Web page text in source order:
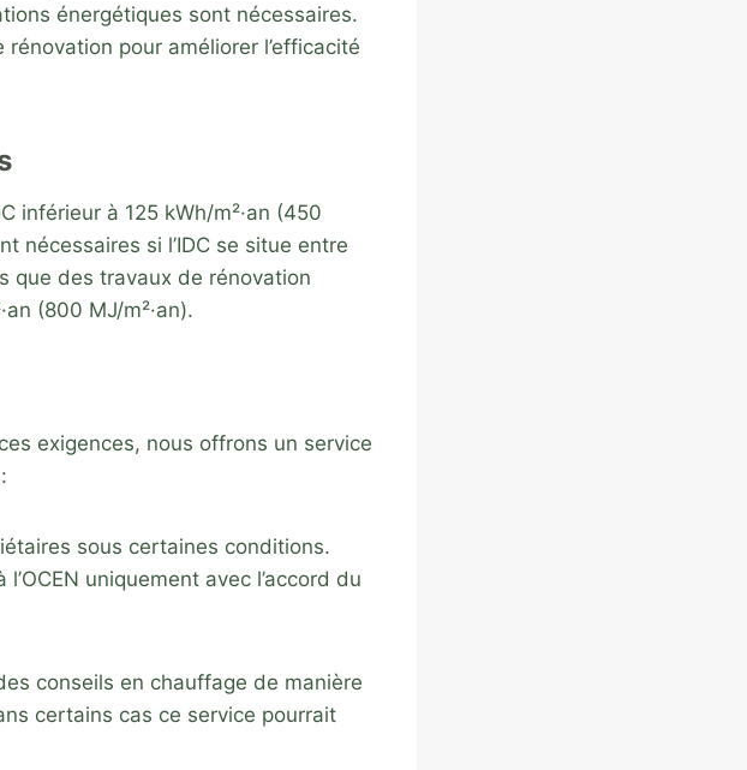
énergétiques sont nécessaires.
pour améliorer l’efficacité
inférieur à 125 kWh/m²·an (450
nécessaires si l’IDC se situe entre
que des travaux de rénovation
(800 MJ/m²·an)​​.
exigences, nous offrons un service
sous certaines conditions.
l’OCEN uniquement avec l’accord du
conseils en chauffage de manière
certains cas ce service pourrait